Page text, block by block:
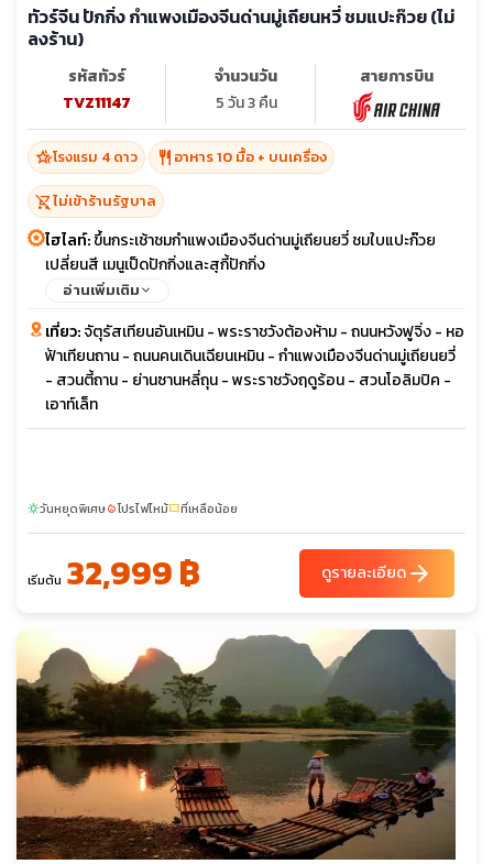
ทัวร์จีน ปักกิ่ง กำแพงเมืองจีนด่านมู่เถียนหวี่ ชมแปะก๊วย (ไม่
ลงร้าน)
รหัสทัวร์
TVZ11147
จำนวนวัน
5 วัน 3 คืน
สายการบิน
hotel_classโรงแรม 4 ดาว restaurant อาหาร 10 มื้อ + บนเครื่อง
shopping_cart_offไม่เข้าร้านรัฐบาล
ไฮไลท์:ขึ้นกระเช้าชมกำแพงเมืองจีนด่านมู่เถียนยวี่ ชมใบแปะก๊วย
เปลี่ยนสี เมนูเป็ดปักกิ่งและสุกี้ปักกิ่ง
อ่านเพิ่มเติม
เที่ยว:จัตุรัสเทียนอันเหมิน - พระราชวังต้องห้าม - ถนนหวังฟูจิ่ง - หอ
ฟ้าเทียนถาน - ถนนคนเดินเฉียนเหมิน - กำแพงเมืองจีนด่านมู่เถียนยวี่
- สวนตี้ถาน - ย่านซานหลี่ถุน - พระราชวังฤดูร้อน - สวนโอลิมปิค -
เอาท์เล็ท
sunnyวันหยุดพิเศษlocal_fire_departmentโปรไฟไหม้confirmation_numberที่เหลือน้อย
เริ่มต้น 32,999 ฿ ดูรายละเอียดarrow_forward